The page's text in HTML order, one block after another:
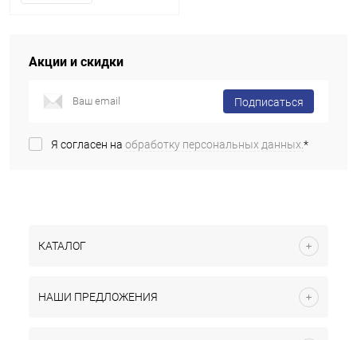
Акции и скидки
Подписаться
Я согласен на обработку персональных данных.*
КАТАЛОГ
НАШИ ПРЕДЛОЖЕНИЯ